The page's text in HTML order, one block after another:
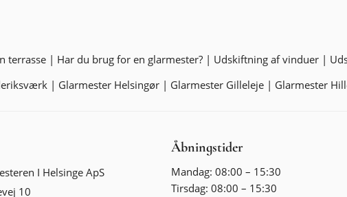
terrasse| Har du brug for en glarmester?| Udskiftning af vinduer|
| Glarmester Helsingør| Glarmester Gilleleje| Glarmester
I Helsinge ApS
10
Åbningstider
Mandag: 08:00 – 15:30
Tirsdag: 08:00 – 15:30